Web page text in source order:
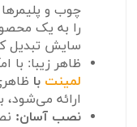
چوب و
را به یک
سایش تبدیل
ظاهر زیبا: با
لمینت با
ارائه می‌شود،
نصب آسان: